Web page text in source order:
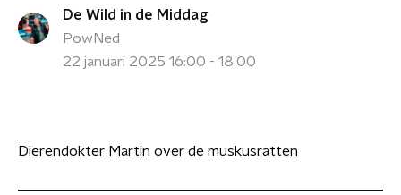
De Wild in de Middag
PowNed
22 januari 2025 16:00 - 18:00
Dierendokter Martin over de muskusratten